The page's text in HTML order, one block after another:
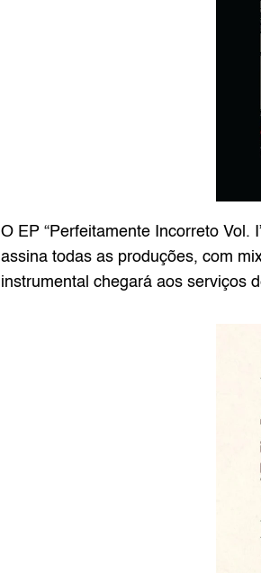
O EP “Perfeitamente Incorreto Vol.
assina todas as produções, com
instrumental chegará aos serviços